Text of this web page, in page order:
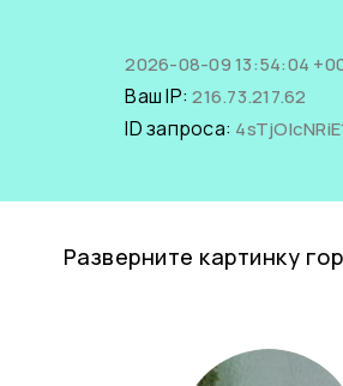
2026-08-09 13:54:04
Ваш IP:216.73.217.62
ID запроса:
Разверните картинку